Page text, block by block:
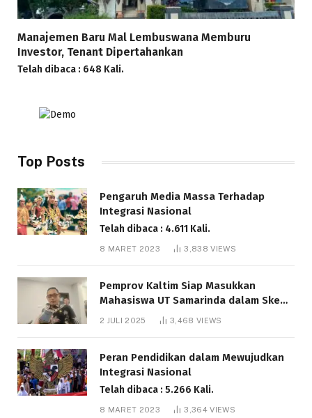
Manajemen Baru Mal Lembuswana Memburu
Investor, Tenant Dipertahankan
Telah dibaca : 648 Kali.
Top Posts
Pengaruh Media Massa Terhadap
Integrasi Nasional
Telah dibaca : 4.611 Kali.
8 MARET 2023 3,838VIEWS
Pemprov Kaltim Siap Masukkan
Mahasiswa UT Samarinda dalam Skema
Bantuan Pendidikan Gratispol
2 JULI 2025 3,468 VIEWS
Peran Pendidikan dalam Mewujudkan
Integrasi Nasional
Telah dibaca : 5.266 Kali.
8 MARET 2023 3,364VIEWS